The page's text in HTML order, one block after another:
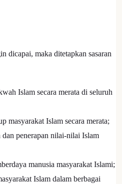
dicapai, maka ditetapkan sasaran
Islam secara merata di seluruh
masyarakat Islam secara merata;
penerapan nilai-nilai Islam
manusia masyarakat Islami;
Islam dalam berbagai